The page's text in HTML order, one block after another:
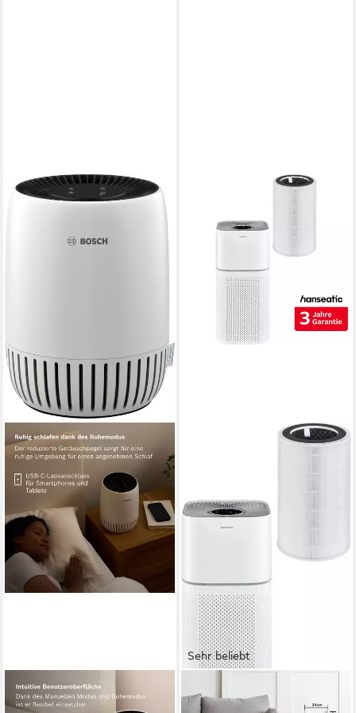
BOSCH
Luftreiniger Air 500, für eine
Sehr beliebt
Luftreiniger »KJ400« mit